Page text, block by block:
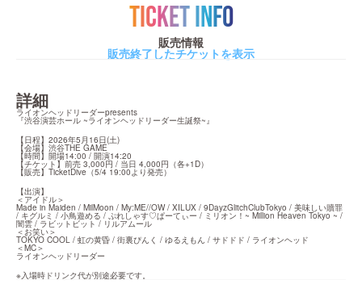
TICKET INFO
販売情報
販売終了したチケットを表示
詳細
ライオンヘッドリーダーpresents
『渋谷演芸ホール ~ライオンヘッドリーダー生誕祭~』
【日程】2026年5月16日(土)
【会場】渋谷THE GAME
【時間】開場14:00 / 開演14:20
【チケット】前売 3,000円 / 当日 4,000円（各+1D）
【販売】TicketDive（5/4 19:00より発売）
【出演】
＜アイドル＞
Made in Maiden / MilMoon / My:ME//OW / XILUX / 9DayzGlitchClubTokyo / 美味しい贖罪
/ キグルミ / 小鳥遊める / ぷれしゃす♡ぱーてぃー / ミリオン！~ Million Heaven Tokyo ~ /
闇雲 / ラビットビット / リルアムール
＜お笑い＞
TOKYO COOL / 虹の黄昏 / 街裏ぴんく / ゆるえもん / サドドド / ライオンヘッド
＜MC＞
ライオンヘッドリーダー
※入場時ドリンク代が別途必要です。